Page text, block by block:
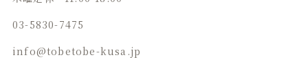
03-5830-7475
info@tobetobe-kusa.jp